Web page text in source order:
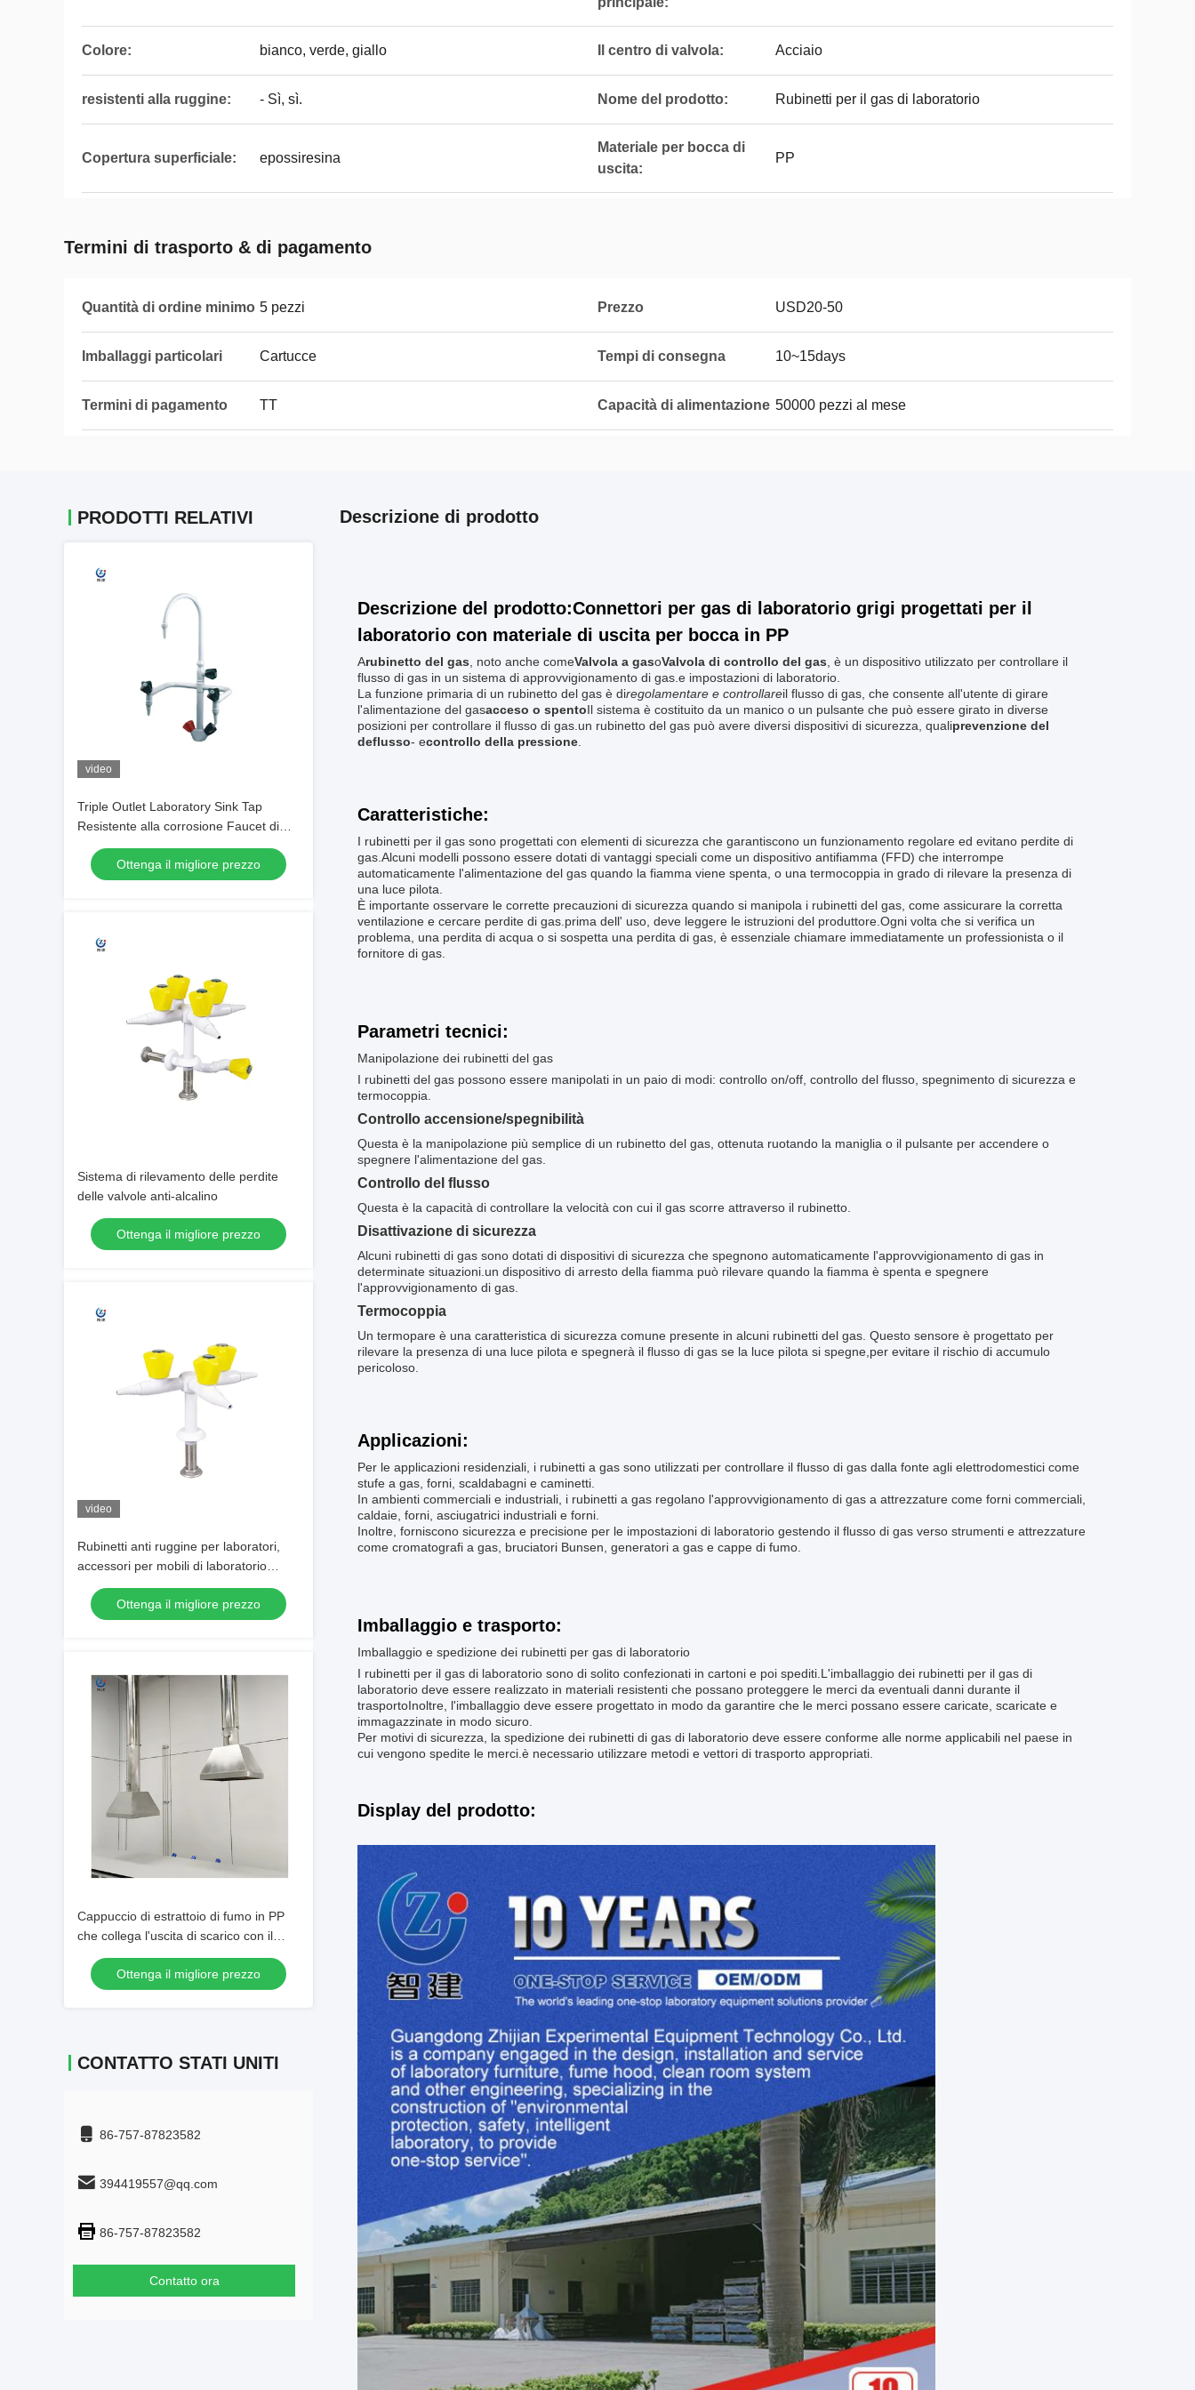
Colore: bianco, verde, giallo Il centro di valvola: Acciaio
resistenti alla ruggine: - Sì, sì. Nome del prodotto: Rubinetti per il gas di laboratorio
Copertura superficiale: epossiresina
Materiale per bocca di
uscita:
PP
Termini di trasporto & di pagamento
Quantità di ordine minimo 5 pezzi Prezzo USD20-50
Imballaggi particolari Cartucce Tempi di consegna 10~15days
Termini di pagamento TT Capacità di alimentazione 50000 pezzi al mese
PRODOTTI RELATIVI
video
Triple Outlet Laboratory Sink Tap
Resistente alla corrosione Faucet di
laboratorio rotante a 360 gradi
Ottenga il migliore prezzo
Sistema di rilevamento delle perdite
delle valvole anti-alcalino
Ottenga il migliore prezzo
video
Rubinetti anti ruggine per laboratori,
accessori per mobili di laboratorio
resistenti alla corrosione
Ottenga il migliore prezzo
Cappuccio di estrattoio di fumo in PP
che collega l'uscita di scarico con il
catetere telescopico
Ottenga il migliore prezzo
CONTATTO STATI UNITI
86-757-87823582
394419557@qq.com
86-757-87823582
Contatto ora
Descrizione di prodotto
Descrizione del prodotto:Connettori per gas di laboratorio grigi progettati per il
laboratorio con materiale di uscita per bocca in PP
Arubinetto del gas , noto anche comeValvola a gasoValvola di controllo del gas , è un dispositivo utilizzato per controllare il
flusso di gas in un sistema di approvvigionamento di gas.e impostazioni di laboratorio.
La funzione primaria di un rubinetto del gas è diregolamentare e controllareil flusso di gas, che consente all'utente di girare
l'alimentazione del gasacceso o spentoIl sistema è costituito da un manico o un pulsante che può essere girato in diverse
posizioni per controllare il flusso di gas.un rubinetto del gas può avere diversi dispositivi di sicurezza, qualiprevenzione del
deflusso- econtrollo della pressione
Caratteristiche:
I rubinetti per il gas sono progettati con elementi di sicurezza che garantiscono un funzionamento regolare ed evitano perdite di
gas.Alcuni modelli possono essere dotati di vantaggi speciali come un dispositivo antifiamma (FFD) che interrompe
automaticamente l'alimentazione del gas quando la fiamma viene spenta, o una termocoppia in grado di rilevare la presenza di
una luce pilota.
È importante osservare le corrette precauzioni di sicurezza quando si manipola i rubinetti del gas, come assicurare la corretta
ventilazione e cercare perdite di gas.prima dell' uso, deve leggere le istruzioni del produttore.Ogni volta che si verifica un
problema, una perdita di acqua o si sospetta una perdita di gas, è essenziale chiamare immediatamente un professionista o il
fornitore di gas.
Parametri tecnici:
Manipolazione dei rubinetti del gas
I rubinetti del gas possono essere manipolati in un paio di modi: controllo on/off, controllo del flusso, spegnimento di sicurezza e
termocoppia.
Controllo accensione/spegnibilità
Questa è la manipolazione più semplice di un rubinetto del gas, ottenuta ruotando la maniglia o il pulsante per accendere o
spegnere l'alimentazione del gas.
Controllo del flusso
Questa è la capacità di controllare la velocità con cui il gas scorre attraverso il rubinetto.
Disattivazione di sicurezza
Alcuni rubinetti di gas sono dotati di dispositivi di sicurezza che spegnono automaticamente l'approvvigionamento di gas in
determinate situazioni.un dispositivo di arresto della fiamma può rilevare quando la fiamma è spenta e spegnere
l'approvvigionamento di gas.
Termocoppia
Un termopare è una caratteristica di sicurezza comune presente in alcuni rubinetti del gas. Questo sensore è progettato per
rilevare la presenza di una luce pilota e spegnerà il flusso di gas se la luce pilota si spegne,per evitare il rischio di accumulo
pericoloso.
Applicazioni:
Per le applicazioni residenziali, i rubinetti a gas sono utilizzati per controllare il flusso di gas dalla fonte agli elettrodomestici come
stufe a gas, forni, scaldabagni e caminetti.
In ambienti commerciali e industriali, i rubinetti a gas regolano l'approvvigionamento di gas a attrezzature come forni commerciali,
caldaie, forni, asciugatrici industriali e forni.
Inoltre, forniscono sicurezza e precisione per le impostazioni di laboratorio gestendo il flusso di gas verso strumenti e attrezzature
come cromatografi a gas, bruciatori Bunsen, generatori a gas e cappe di fumo.
Imballaggio e trasporto:
Imballaggio e spedizione dei rubinetti per gas di laboratorio
I rubinetti per il gas di laboratorio sono di solito confezionati in cartoni e poi spediti.L'imballaggio dei rubinetti per il gas di
laboratorio deve essere realizzato in materiali resistenti che possano proteggere le merci da eventuali danni durante il
trasportoInoltre, l'imballaggio deve essere progettato in modo da garantire che le merci possano essere caricate, scaricate e
immagazzinate in modo sicuro.
Per motivi di sicurezza, la spedizione dei rubinetti di gas di laboratorio deve essere conforme alle norme applicabili nel paese in
cui vengono spedite le merci.è necessario utilizzare metodi e vettori di trasporto appropriati.
Display del prodotto: